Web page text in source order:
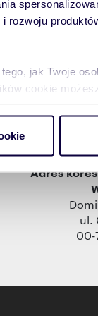
rozwoju
jak Twoje
cookie
o tym, jak
mogą
z ich usług.
jest
Adres
ul.
00-